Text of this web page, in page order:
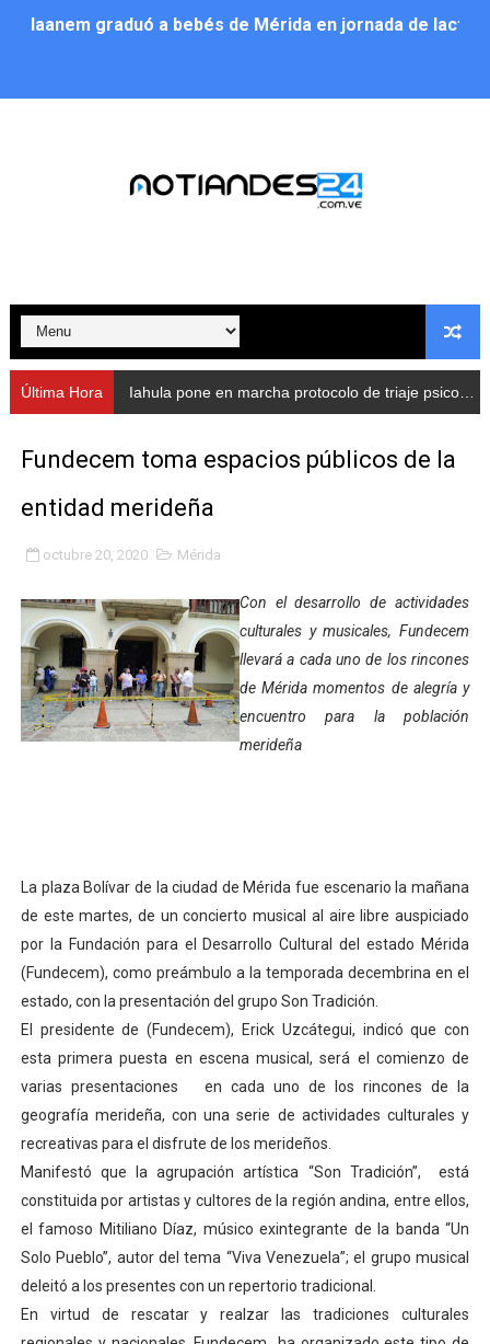
Iaanem graduó a bebés de Mérida en jornada de
Alcalde Nelson Álvarez llevó jornada recreativa a la
Nevado Gas optimiza servicio residencial en la
Balance semestral impulsa inclusión y atención a
Plan Vacacional Comunitario “Ríe 2026” recorre las
Alcaldía del Municipio Libertador realizó una jornada
Fundacite Mérida dicta taller gratuito de electrónica
INN-Mérida celebró el Lacto grado para promover el
Impulsan plan estratégico de seguridad ciudadana
Mérida impulsa desarrollo económico con taller de
Fomficc consolida alianzas e impulsa la economía
Entregan planta eléctrica para fortalecer la atención
Expertos inspeccionan espacios del OAN para la
Dictan MasterClass en el marco del Encuentro LAGO
Campo Elías avanza con plan de asfaltado
Encuentro estadal fortalece la coordinación de
Gobernador Arnaldo Sánchez apadrina a más de 993
Plan Quirúrgico Regional llega a Pueblo Llano con la
Última Hora Iahula pone en marcha protocolo de triaje psicosocial para atender a rescatistas
Fundecem toma espacios públicos de la
entidad merideña
octubre 20, 2020 Mérida
Con el desarrollo de actividades
culturales y musicales, Fundecem
llevará a cada uno de los rincones
de Mérida momentos de alegría y
encuentro para la población
merideña
La plaza Bolívar de la ciudad de Mérida fue escenario la mañana
de este martes, de un concierto musical al aire libre auspiciado
por la Fundación para el Desarrollo Cultural del estado Mérida
(Fundecem), como preámbulo a la temporada decembrina en el
estado, con la presentación del grupo Son Tradición.
El presidente de (Fundecem), Erick Uzcátegui, indicó que con
esta primera puesta en escena musical, será el comienzo de
varias presentaciones en cada uno de los rincones de la
geografía merideña, con una serie de actividades culturales y
recreativas para el disfrute de los merideños.
Manifestó que la agrupación artística “Son Tradición”, está
constituida por artistas y cultores de la región andina, entre ellos,
el famoso Mitiliano Díaz, músico exintegrante de la banda “Un
Solo Pueblo”, autor del tema “Viva Venezuela”; el grupo musical
deleitó a los presentes con un repertorio tradicional.
En virtud de rescatar y realzar las tradiciones culturales